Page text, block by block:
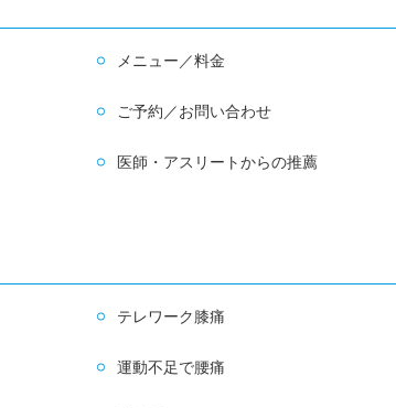
メニュー／料金
ご予約／お問い合わせ
医師・アスリートからの推薦
テレワーク膝痛
運動不足で腰痛